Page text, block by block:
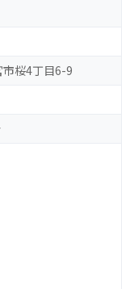
桜4丁目6-9